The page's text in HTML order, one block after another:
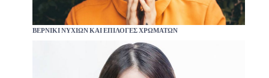
ΒΕΡΝΊΚΙ ΝΥΧΙΏΝ ΚΑΙ ΕΠΙΛΟΓΈΣ ΧΡΩΜΆΤΩΝ